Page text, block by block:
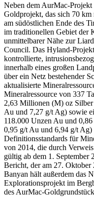
Neben dem AurMac-
Goldprojekt, das sich 70
am südöstlichen Ende des
im traditionellen Gebiet der
unmittelbarer Nähe zur
Council. Das Hyland-
kontrollierte,
innerhalb eines großen
über ein Netz bestehender
aktualisierte
Mineralressource von 337
2,63 Millionen (M) oz
Au und 7,27 g/t Ag) sowie
118.000 Unzen Au und
0,95 g/t Au und 6,94 g/t
Definitionsstandards für
von 2014, die durch
gültig ab dem 1. September
Bericht, der am 27. Oktober
Banyan hält außerdem das
Explorationsprojekt im
des AurMac-